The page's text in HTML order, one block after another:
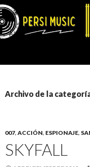
Archivo de la
007, ACCIÓN, ESPIONAJE,
SKYFALL